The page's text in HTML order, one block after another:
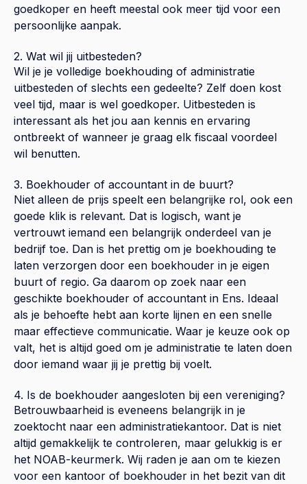
goedkoper en heeft meestal ook meer tijd voor een
persoonlijke aanpak.
2. Wat wil jij uitbesteden?
Wil je je volledige boekhouding of administratie
uitbesteden of slechts een gedeelte? Zelf doen kost
veel tijd, maar is wel goedkoper. Uitbesteden is
interessant als het jou aan kennis en ervaring
ontbreekt of wanneer je graag elk fiscaal voordeel
wil benutten.
3. Boekhouder of accountant in de buurt?
Niet alleen de prijs speelt een belangrijke rol, ook een
goede klik is relevant. Dat is logisch, want je
vertrouwt iemand een belangrijk onderdeel van je
bedrijf toe. Dan is het prettig om je boekhouding te
laten verzorgen door een boekhouder in je eigen
buurt of regio. Ga daarom op zoek naar een
geschikte boekhouder of accountant in Ens. Ideaal
als je behoefte hebt aan korte lijnen en een snelle
maar effectieve communicatie. Waar je keuze ook op
valt, het is altijd goed om je administratie te laten doen
door iemand waar jij je prettig bij voelt.
4. Is de boekhouder aangesloten bij een vereniging?
Betrouwbaarheid is eveneens belangrijk in je
zoektocht naar een administratiekantoor. Dat is niet
altijd gemakkelijk te controleren, maar gelukkig is er
het NOAB-keurmerk. Wij raden je aan om te kiezen
voor een kantoor of boekhouder in het bezit van dit